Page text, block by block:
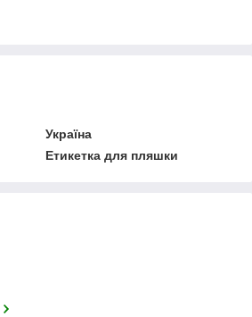
Україна
Етикетка для пляшки